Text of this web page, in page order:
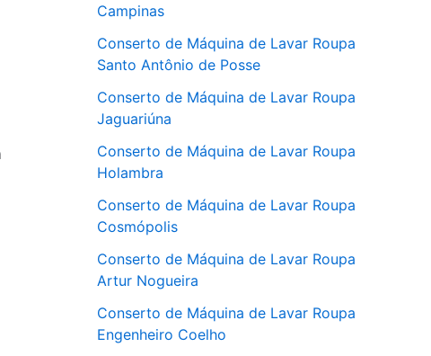
Campinas
Conserto de Máquina de Lavar Roupa
Santo Antônio de Posse
Conserto de Máquina de Lavar Roupa
Jaguariúna
Conserto de Máquina de Lavar Roupa
Holambra
Conserto de Máquina de Lavar Roupa
Cosmópolis
Conserto de Máquina de Lavar Roupa
Artur Nogueira
Conserto de Máquina de Lavar Roupa
Engenheiro Coelho